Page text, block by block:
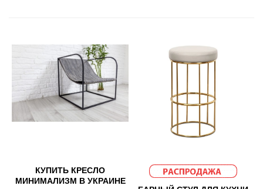
КУПИТЬ КРЕСЛО
МИНИМАЛИЗМ В УКРАИНЕ